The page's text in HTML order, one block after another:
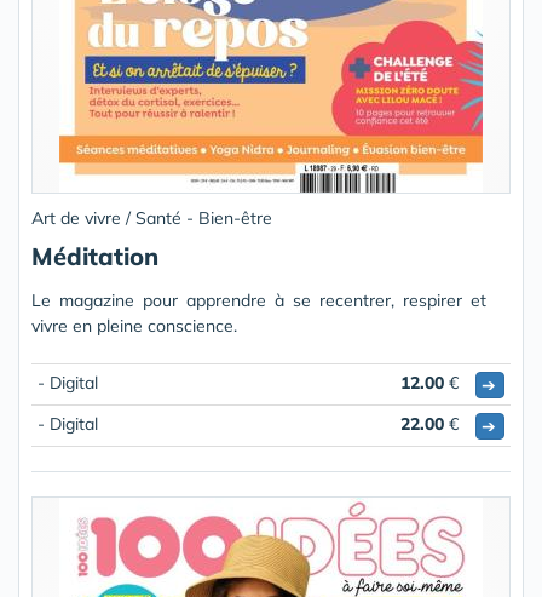
Art de vivre / Santé - Bien-être
Méditation
Le magazine pour apprendre à se recentrer, respirer et
vivre en pleine conscience.
- Digital 12.00 €
➔
- Digital
22.00 € ➔